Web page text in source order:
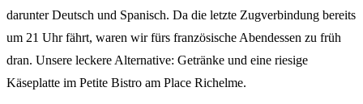
darunter Deutsch und Spanisch. Da die letzte Zugverbindung bereits
um 21 Uhr fährt, waren wir fürs französische Abendessen zu früh
dran. Unsere leckere Alternative: Getränke und eine riesige
Käseplatte im Petite Bistro am Place Richelme.